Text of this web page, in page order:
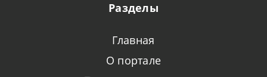
Разделы
Главная
О портале